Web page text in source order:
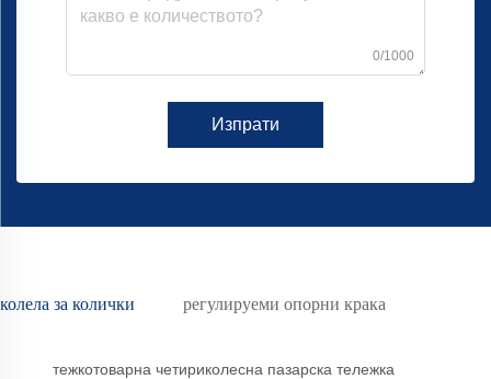
0/1000
Изпрати
колела за колички регулируеми опорни крака
тежкотоварна четириколесна пазарска тележка